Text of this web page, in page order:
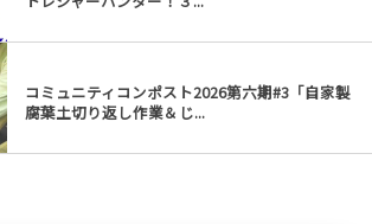
コミュニティコンポスト2026第六期#3「自家製
腐葉土切り返し作業＆じ...